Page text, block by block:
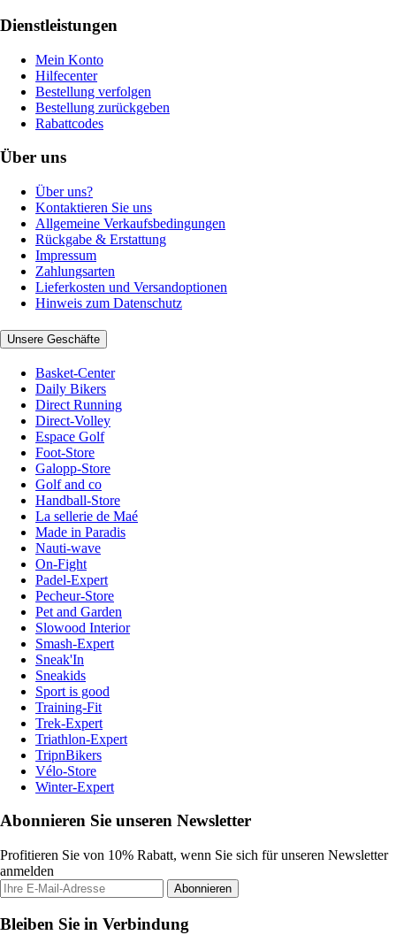
Dienstleistungen
Mein Konto
Hilfecenter
Bestellung verfolgen
Bestellung zurückgeben
Rabattcodes
Über uns
Über uns?
Kontaktieren Sie uns
Allgemeine Verkaufsbedingungen
Rückgabe & Erstattung
Impressum
Zahlungsarten
Lieferkosten und Versandoptionen
Hinweis zum Datenschutz
Unsere Geschäfte
Basket-Center
Daily Bikers
Direct Running
Direct-Volley
Espace Golf
Foot-Store
Galopp-Store
Golf and co
Handball-Store
La sellerie de Maé
Made in Paradis
Nauti-wave
On-Fight
Padel-Expert
Pecheur-Store
Pet and Garden
Slowood Interior
Smash-Expert
Sneak'In
Sneakids
Sport is good
Training-Fit
Trek-Expert
Triathlon-Expert
TripnBikers
Vélo-Store
Winter-Expert
Abonnieren Sie unseren Newsletter
Profitieren Sie von 10% Rabatt, wenn Sie sich für unseren Newsletter
anmelden
Abonnieren
Bleiben Sie in Verbindung